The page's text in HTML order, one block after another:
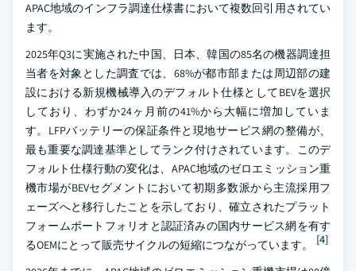
APAC地域のインフラ調達仕様書において複数回引用されてい
ます。
2025年Q3に実施された中国、日本、韓国の85名の機器調達担
当者を対象とした調査では、68%が都市部または周辺部の建
設における新規機械導入のデフォルト仕様としてBEVを選択
しており、わずか24ヶ月前の41%から大幅に増加していま
す。LFPバッテリーの保証条件と現地サービス網の整備が、
最も重要な調達基準としてランク付けされています。このデ
フォルト仕様行動の変化は、APAC地域のゼロエミッション重
機市場がBEVセグメントにおいて初期多数派から主流採用フ
ェーズへと移行したことを示しており、確立されたプラット
フォームポートフォリオと認証済みの国内サービス網を有す
るOEMにとって販売サイクルの短縮につながっています。
[4]